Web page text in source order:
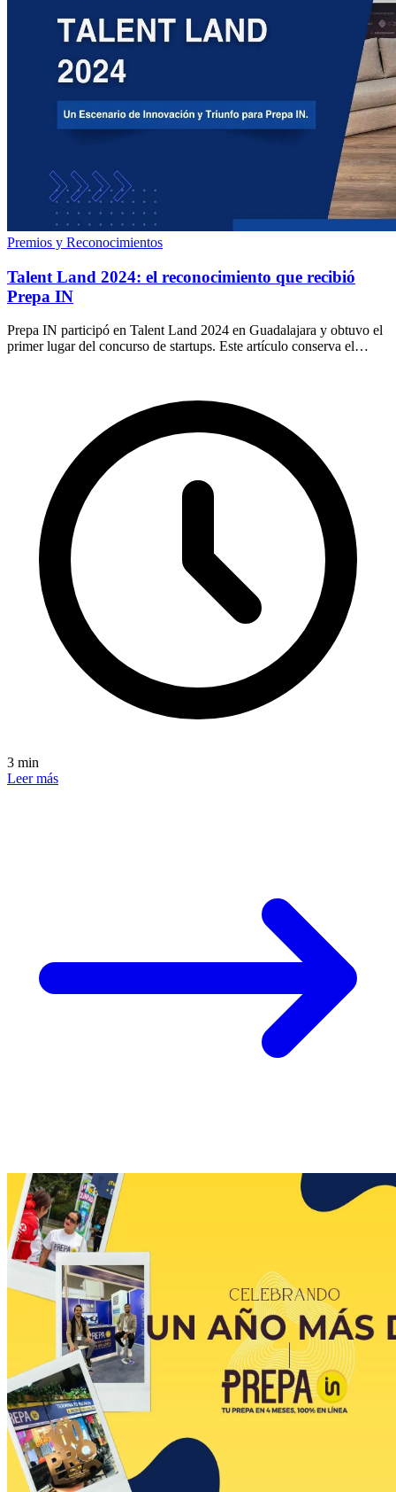
Premios y Reconocimientos
Talent Land 2024: el reconocimiento que recibió
Prepa IN
Prepa IN participó en Talent Land 2024 en Guadalajara y obtuvo el
primer lugar del concurso de startups. Este artículo conserva el
3 min
Leer más